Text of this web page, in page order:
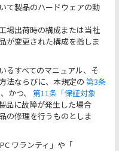
て製品のハードウェアの動
場出荷時の構成または当社
が変更された構成を指しま
るすべてのマニュアル、そ
法ならびに、本規定の 第3条
かつ、 第11条「保証対象
品に故障が発生した場合
の修理を行うものとしま
ワランティ」や「